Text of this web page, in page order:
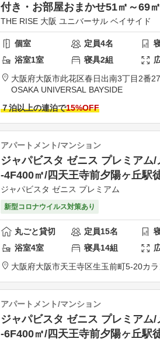
付き・お部屋おまかせ51㎡～69㎡
THE RISE 大阪 ユニバーサル ベイサイド
個室 定員4名
浴室1室 寝具2組
大阪府大阪市此花区春日出南3丁目2番
OSAKA UNIVERSAL BAYSIDE
７泊以上の連泊で15%OFF
アパートメント/マンション
ジャパビスタ ゼニス プレミアム
-4F400㎡/四天王寺前夕陽ヶ丘駅
ジャパビスタ ゼニス プレミアム
新型コロナウイルス対策あり
丸ごと貸切 定員15名
浴室4室 寝具14組
大阪府大阪市天王寺区生玉前町5-20カ
アパートメント/マンション
ジャパビスタ ゼニス プレミアム
-6F400㎡/四天王寺前夕陽ヶ丘駅